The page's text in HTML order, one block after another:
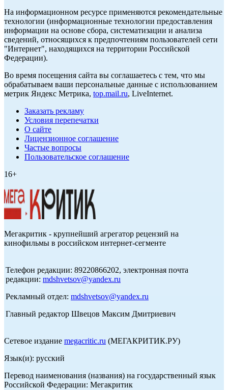
На информационном ресурсе применяются рекомендательные
технологии (информационные технологии предоставления
информации на основе сбора, систематизации и анализа
сведений, относящихся к предпочтениям пользователей сети
"Интернет", находящихся на территории Российской
Федерации).
Во время посещения сайта вы соглашаетесь с тем, что мы
обрабатываем ваши персональные данные с использованием
метрик Яндекс Метрика, top.mail.ru, LiveInternet.
Заказать рекламу
Условия перепечатки
О сайте
Лицензионное соглашение
Частые вопросы
Пользовательское соглашение
16+
Мегакритик - крупнейший агрегатор рецензий на
кинофильмы в российском интернет-сегменте
Телефон редакции: 89220866202, электронная почта
редакции: mdshvetsov@yandex.ru
Рекламный отдел: mdshvetsov@yandex.ru
Главный редактор Швецов Максим Дмитриевич
Сетевое издание megacritic.ru (МЕГАКРИТИК.РУ)
Язык(и): русский
Перевод наименования (названия) на государственный язык
Российской Федерации: Мегакритик